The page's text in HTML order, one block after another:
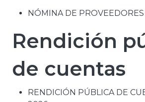
NÓMINA DE
Rendición
de cuentas
RENDICIÓN PÚBLICA DE